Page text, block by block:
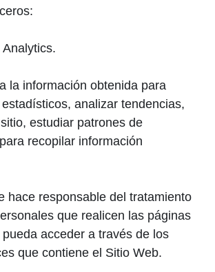
Analytics.
la información obtenida para
analizar tendencias,
estudiar patrones de
recopilar información
hace responsable del tratamiento
que realicen las páginas
acceder a través de los
que contiene el Sitio Web.